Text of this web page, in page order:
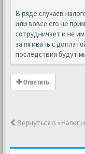
В ряде случаев
или вовсе его не
сотрудничает и не
затягивать с
последствия будут
Ответить
Вернуться в «Налог